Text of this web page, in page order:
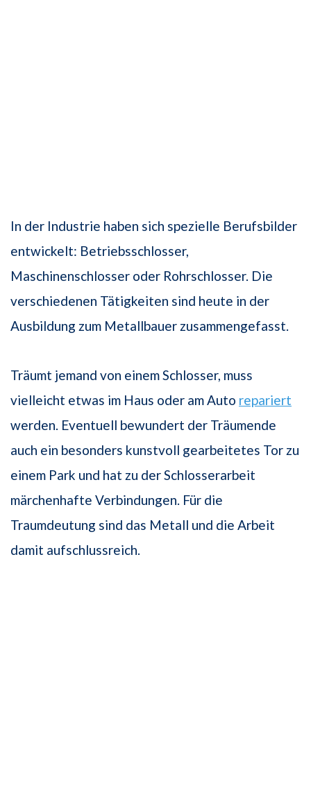
In der Industrie haben sich spezielle Berufsbilder
entwickelt: Betriebsschlosser,
Maschinenschlosser oder Rohrschlosser. Die
verschiedenen Tätigkeiten sind heute in der
Ausbildung zum Metallbauer zusammengefasst.
Träumt jemand von einem Schlosser, muss
vielleicht etwas im Haus oder am Auto repariert
werden. Eventuell bewundert der Träumende
auch ein besonders kunstvoll gearbeitetes Tor zu
einem Park und hat zu der Schlosserarbeit
märchenhafte Verbindungen. Für die
Traumdeutung sind das Metall und die Arbeit
damit aufschlussreich.